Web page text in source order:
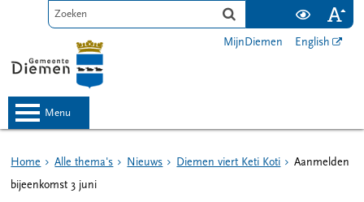
MijnDiemen English
menu
Home Alle thema's Nieuws Diemen viert Keti Koti
Aanmelden
bijeenkomst 3 juni